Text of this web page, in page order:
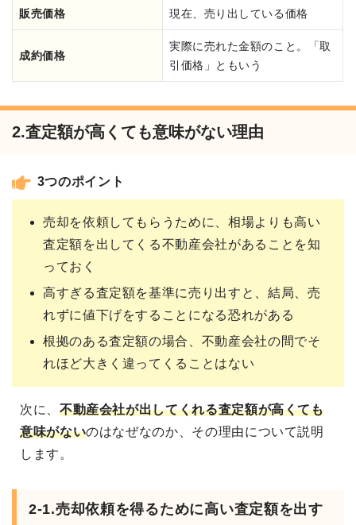
販売価格 現在、売り出している価格
成約価格
実際に売れた金額のこと。「取
引価格」ともいう
2.査定額が高くても意味がない理由
3つのポイント
売却を依頼してもらうために、相場よりも高い
査定額を出してくる不動産会社があることを知
っておく
高すぎる査定額を基準に売り出すと、結局、売
れずに値下げをすることになる恐れがある
根拠のある査定額の場合、不動産会社の間でそ
れほど大きく違ってくることはない
次に、 不動産会社が出してくれる査定額が高くても
意味がないのはなぜなのか、その理由について説明
します。
2-1.売却依頼を得るために高い査定額を出す